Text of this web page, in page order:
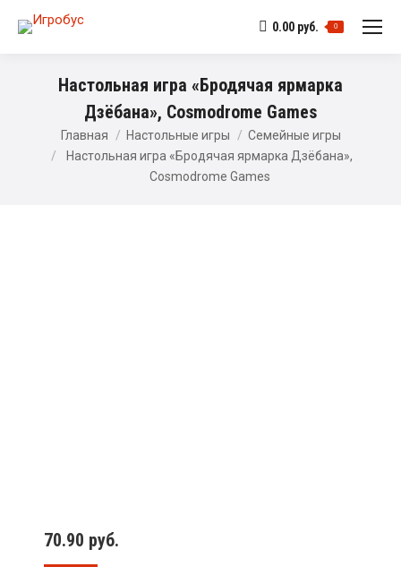
0.00 руб. 0
Настольная игра «Бродячая ярмарка
Дзёбана», Cosmodrome Games
Главная Настольные игры
Семейные игры
Настольная игра «Бродячая ярмарка Дзёбана»,
Cosmodrome Games
70.90 руб.